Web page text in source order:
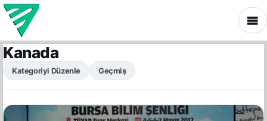
Kanada
Kategoriyi Düzenle Geçmiş